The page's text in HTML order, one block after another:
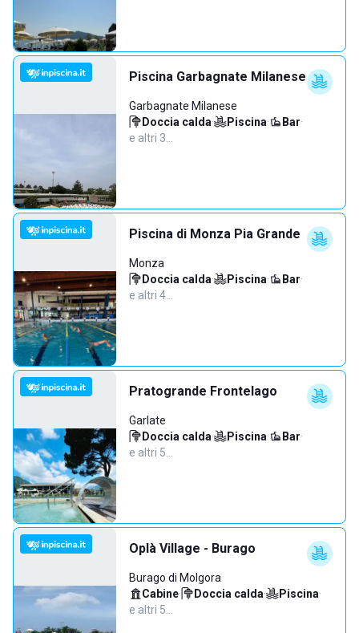
Piscina Garbagnate Milanese
Garbagnate Milanese
Doccia calda· Piscina· Bar·
e altri 3…
Piscina di Monza Pia Grande
Monza
Doccia calda· Piscina· Bar·
e altri 4…
Pratogrande Frontelago
Garlate
Doccia calda· Piscina· Bar·
e altri 5…
Oplà Village - Burago
Burago di Molgora
Cabine· Doccia calda· Piscina·
e altri 5…